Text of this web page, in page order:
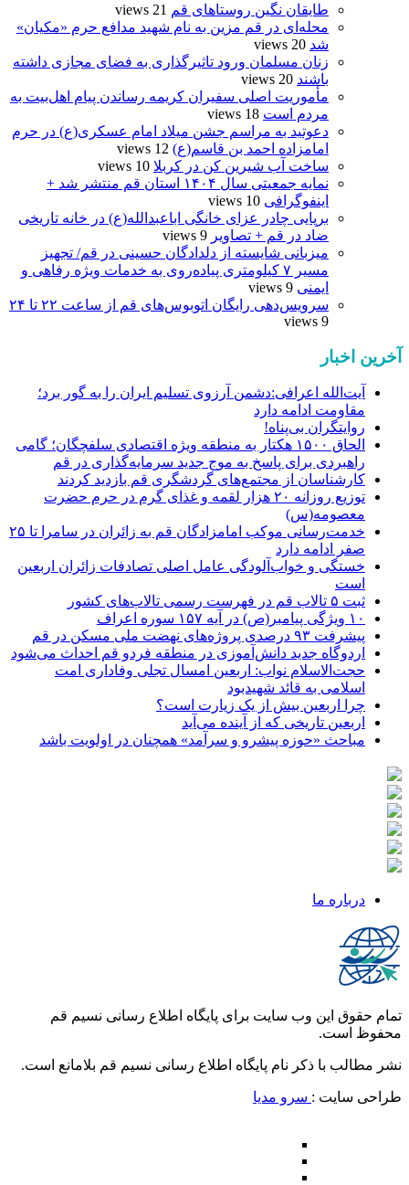
طایقان نگین روستاهای قم 21 views
محله‌ای در قم مزین به نام شهید مدافع حرم «مکیان»
شد 20 views
زنان مسلمان ورود تاثیرگذاری به فضای مجازی داشته
باشند 20 views
مأموریت اصلی سفیران کریمه رساندن پیام اهل‌بیت به
مردم است 18 views
دعوتید به مراسم جشن میلاد امام عسکری(ع) در حرم
امامزاده احمد بن قاسم(ع) 12 views
ساخت آب شیرین کن در کربلا 10 views
نمایه جمعیتی سال ۱۴۰۴ استان قم منتشر شد +
اینفوگرافی 10 views
برپایی چادر عزای خانگی اباعبدالله(ع) در خانه تاریخی
ضاد در قم + تصاویر 9 views
میزبانی شایسته از دلدادگان حسینی در قم/ تجهیز
مسیر ۷ کیلومتری پیاده‌روی به خدمات ویژه رفاهی و
ایمنی 9 views
سرویس‌دهی رایگان اتوبوس‌های قم از ساعت ۲۲ تا ۲۴
9 views
آخرین اخبار
آیت‌الله اعرافی:دشمن آرزوی تسلیم ایران را به گور برد؛
مقاومت ادامه دارد
روایتگران بی‌پناه!
الحاق ۱۵۰۰ هکتار به منطقه ویژه اقتصادی سلفچگان؛ گامی
راهبردی برای پاسخ به موج جدید سرمایه‌گذاری در قم
کارشناسان از مجتمع‌های گردشگری قم بازدید کردند
توزیع روزانه ۲۰ هزار لقمه و غذای گرم در حرم حضرت
معصومه(س)
خدمت‌رسانی موکب امامزادگان قم به زائران در سامرا تا ۲۵
صفر ادامه دارد
خستگی و خواب‌آلودگی عامل اصلی تصادفات زائران اربعین
است
ثبت ۵ تالاب قم در فهرست رسمی تالاب‌های کشور
۱۰ ویژگی پیامبر(ص) در آیه ۱۵۷ سوره اعراف
پیشرفت ۹۳ درصدی پروژه‌های نهضت ملی مسکن در قم
اردوگاه جدید دانش‌آموزی در منطقه فردو قم احداث می‌شود
حجت‌الاسلام نواب: اربعین امسال تجلی وفاداری امت
اسلامی به قائد شهیدبود
چرا اربعین بیش از یک زیارت است؟
اربعین تاریخی که از آینده می‌آید
مباحث «حوزه پیشرو و سرآمد» همچنان در اولویت باشد
درباره ما
تمام حقوق این وب سایت برای پایگاه اطلاع رسانی نسیم قم
محفوظ است.
نشر مطالب با ذکر نام پایگاه اطلاع رسانی نسیم قم بلامانع است.
طراحی سایت : سرو مدیا